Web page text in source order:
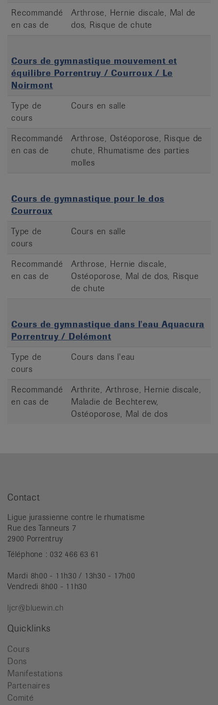
Recommandé
en cas de
Arthrose, Hernie discale, Mal de
dos, Risque de chute
Cours de gymnastique mouvement et
équilibre Porrentruy / Courroux / Le
Noirmont
Type de
cours
Cours en salle
Recommandé
en cas de
Arthrose, Ostéoporose, Risque de
chute, Rhumatisme des parties
molles
Cours de gymnastique pour le dos
Courroux
Type de
cours
Cours en salle
Recommandé
en cas de
Arthrose, Hernie discale,
Ostéoporose, Mal de dos, Risque
de chute
Cours de gymnastique dans l'eau Aquacura
Porrentruy / Delémont
Type de
cours
Cours dans l'eau
Recommandé
en cas de
Arthrite, Arthrose, Hernie discale,
Maladie de Bechterew,
Ostéoporose, Mal de dos
Contact
Ligue jurassienne contre le rhumatisme
Rue des Tanneurs 7
2900 Porrentruy
Téléphone : 032 466 63 61
Mardi 8h00 - 11h30 / 13h30 - 17h00
Vendredi 8h00 - 11h30
ljcr@bluewin.ch
Quicklinks
Cours
Dons
Manifestations
Partenaires
Comité